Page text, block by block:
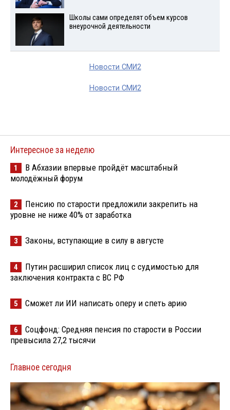
Школы сами определят объем курсов
внеурочной деятельности
Новости СМИ2
Новости СМИ2
Интересное за неделю
1
В Абхазии впервые пройдёт масштабный
молодёжный форум
2
Пенсию по старости предложили закрепить на
уровне не ниже 40% от заработка
3 Законы, вступающие в силу в августе
4
Путин расширил список лиц с судимостью для
заключения контракта с ВС РФ
5 Сможет ли ИИ написать оперу и спеть арию
6
Соцфонд: Средняя пенсия по старости в России
превысила 27,2 тысячи
Главное сегодня